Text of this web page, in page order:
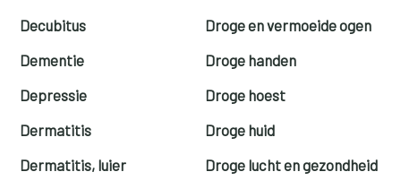
Decubitus
Dementie
Depressie
Dermatitis
Dermatitis, luier
Droge en vermoeide ogen
Droge handen
Droge hoest
Droge huid
Droge lucht en gezondheid